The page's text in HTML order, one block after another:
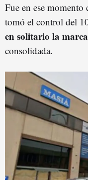
Fue en ese momento
tomó el control del
en solitario la
consolidada.